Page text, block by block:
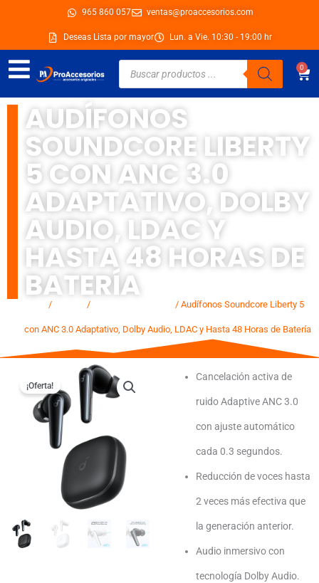
contenido
965 860 057 ventas@proaccesorios.com
Deseas Lista por mayor Lun. a Vie. 10:30 - 19:00 hr
Búsqueda
productos
0
AUDÍFONOS
SOUNDCORE LIBERTY
5 CON ANC 3.0
ADAPTATIVO, DOLBY
AUDIO, LDAC Y
HASTA 48 HORAS DE
BATERÍA
/ / / Audífonos Soundcore Liberty 5
con ANC 3.0 Adaptativo, Dolby Audio, LDAC y Hasta 48 Horas de Batería
¡Oferta!
Cancelación activa de
ruido Adaptive ANC 3.0
con ajuste automático
cada 0.3 segundos.
Reducción de voces hasta
2 veces más efectiva que
la generación anterior.
Audio inmersivo con
tecnología Dolby Audio.